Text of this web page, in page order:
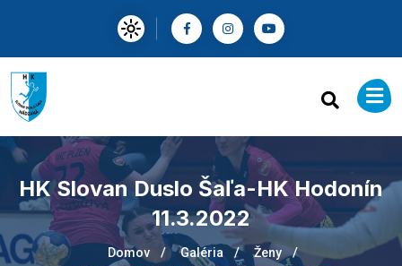
HK Slovan Duslo Šaľa-HK Hodonín
11.3.2022
Domov Galéria
Ženy